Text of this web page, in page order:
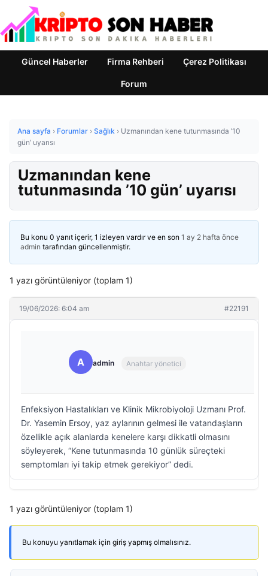
Güncel Haberler Firma Rehberi Çerez Politikası
Forum
Ana sayfa › Forumlar › Sağlık › Uzmanından kene tutunmasında ’10
gün’ uyarısı
Uzmanından kene
tutunmasında ’10 gün’ uyarısı
Bu konu 0 yanıt içerir, 1 izleyen vardır ve en son 1 ay 2 hafta önce
admin tarafından güncellenmiştir.
1 yazı görüntüleniyor (toplam 1)
19/06/2026: 6:04 am #22191
A admin Anahtar yönetici
Enfeksiyon Hastalıkları ve Klinik Mikrobiyoloji Uzmanı Prof.
Dr. Yasemin Ersoy, yaz aylarının gelmesi ile vatandaşların
özellikle açık alanlarda kenelere karşı dikkatli olmasını
söyleyerek, “Kene tutunmasında 10 günlük süreçteki
semptomları iyi takip etmek gerekiyor” dedi.
1 yazı görüntüleniyor (toplam 1)
Bu konuyu yanıtlamak için giriş yapmış olmalısınız.